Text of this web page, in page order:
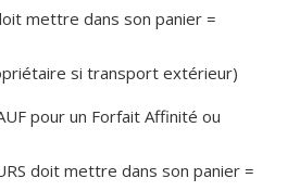
mettre dans son panier =
si transport extérieur)
pour un Forfait Affinité ou
doit mettre dans son panier =